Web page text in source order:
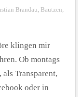
Brandau, Bautzen,
klingen mir
Ob montags
als Transparent,
oder in